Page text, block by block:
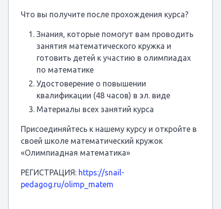
Что вы получите после прохождения курса?
Знания, которые помогут вам проводить
занятия математического кружка и
готовить детей к участию в олимпиадах
по математике
Удостоверение о повышении
квалификации (48 часов) в эл. виде
Материалы всех занятий курса
Присоединяйтесь к нашему курсу и откройте в
своей школе математический кружок
«Олимпиадная математика»
РЕГИСТРАЦИЯ: https://snail-
pedagog.ru/olimp_matem